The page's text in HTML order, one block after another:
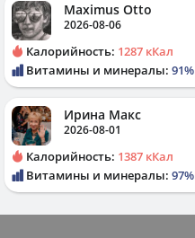
Maximus Otto
2026-08-06
Калорийность: 1287 кКал
Витамины и минералы: 91%
Ирина Макс
2026-08-01
Калорийность: 1387 кКал
Витамины и минералы: 97%